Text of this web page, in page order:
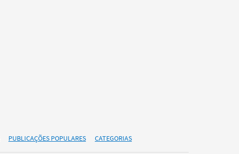
PUBLICAÇÕES POPULARES CATEGORIAS